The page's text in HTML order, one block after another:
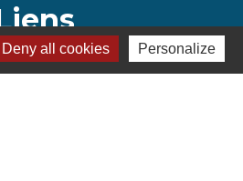
Deny all cookies Personalize